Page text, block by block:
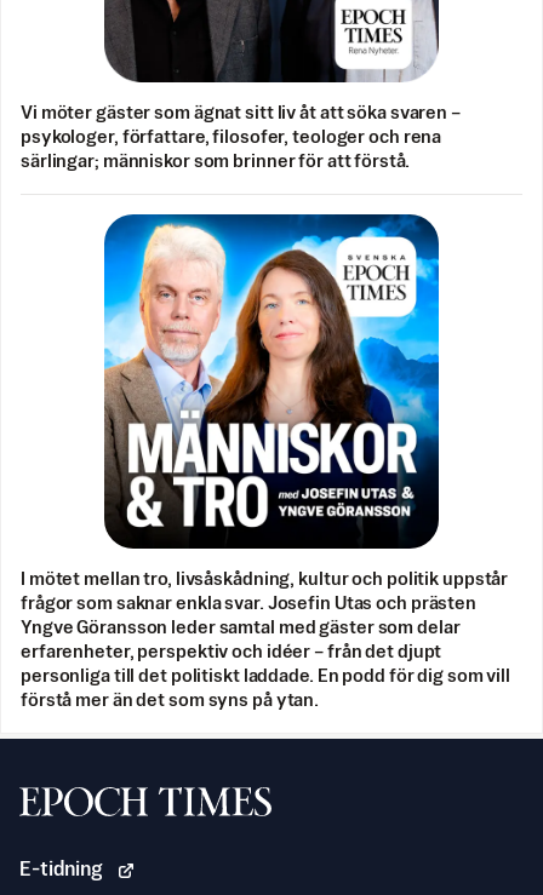
Vi möter gäster som ägnat sitt liv åt att söka svaren –
psykologer, författare, filosofer, teologer och rena
särlingar; människor som brinner för att förstå.
I mötet mellan tro, livsåskådning, kultur och politik uppstår
frågor som saknar enkla svar. Josefin Utas och prästen
Yngve Göransson leder samtal med gäster som delar
erfarenheter, perspektiv och idéer – från det djupt
personliga till det politiskt laddade. En podd för dig som vill
förstå mer än det som syns på ytan.
Svenska Epoch Times
E-tidning